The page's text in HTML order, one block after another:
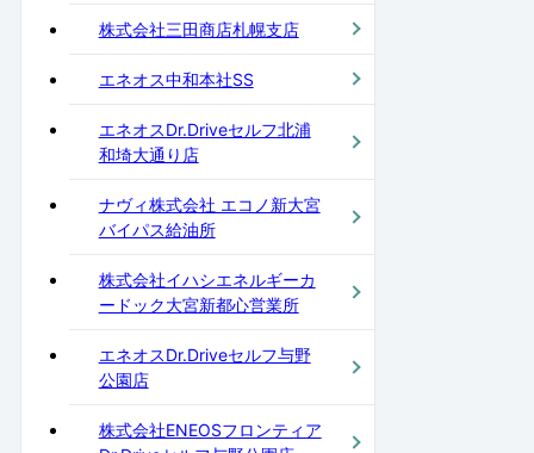
株式会社三田商店札幌支店
エネオス中和本社SS
エネオスDr.Driveセルフ北浦
和埼大通り店
ナヴィ株式会社 エコノ新大宮
バイパス給油所
株式会社イハシエネルギーカ
ードック大宮新都心営業所
エネオスDr.Driveセルフ与野
公園店
株式会社ENEOSフロンティア